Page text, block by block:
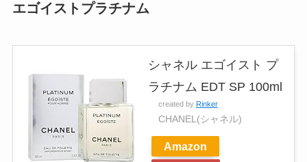
エゴイストプラチナム
シャネル エゴイスト プ
ラチナム EDT SP 100ml
created by Rinker
CHANEL(シャネル)
Amazon